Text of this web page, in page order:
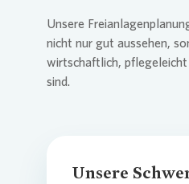
Unsere
nicht nur gut aussehen,
wirtschaftlich,
sind.
Unsere